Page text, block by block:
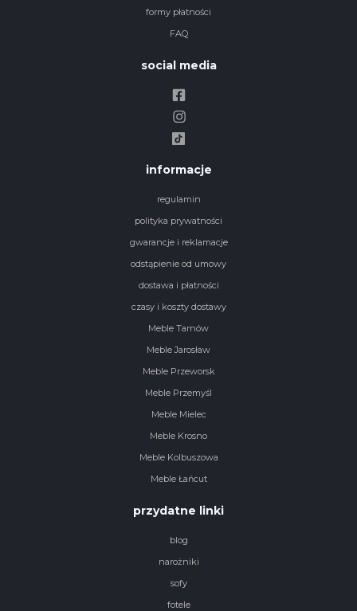
formy płatności
FAQ
social media
informacje
regulamin
polityka prywatności
gwarancje i reklamacje
odstąpienie od umowy
dostawa i płatności
czasy i koszty dostawy
Meble Tarnów
Meble Jarosław
Meble Przeworsk
Meble Przemyśl
Meble Mielec
Meble Krosno
Meble Kolbuszowa
Meble Łańcut
przydatne linki
blog
narożniki
sofy
fotele